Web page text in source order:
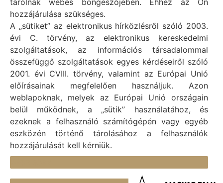
Adószám: 15727079-2-07
Adatvédelmi tájékoztató
Felelős: Bechtold Tamás polgármester
Cím: H-2473 Vál, Vajda János utca 2.
Telefon: +36 (22) 353-411
E-mail: polgarmester@val.hu
Elérhetőségek
+36 (22) 353-411
titkarsag@val.hu
tárolnak webes böngészőjében. Ehhez az Ön
hozzájárulása szükséges.
A „sütiket” az elektronikus hírközlésről szóló 2003.
évi C. törvény, az elektronikus kereskedelmi
szolgáltatások, az információs társadalommal
összefüggő szolgáltatások egyes kérdéseiről szóló
2001. évi CVIII. törvény, valamint az Európai Unió
előírásainak megfelelően használjuk. Azon
weblapoknak, melyek az Európai Unió országain
belül működnek, a „sütik” használatához, és
ezeknek a felhasználó számítógépén vagy egyéb
eszközén történő tárolásához a felhasználók
hozzájárulását kell kérniük.